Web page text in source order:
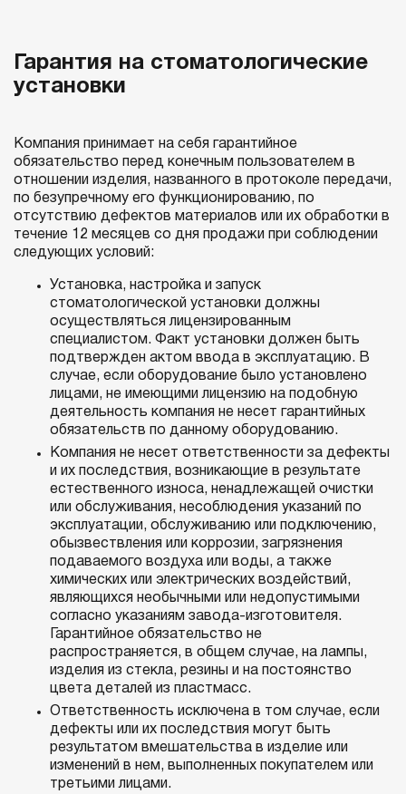
Гарантия на стоматологические
установки
Компания принимает на себя гарантийное
обязательство перед конечным пользователем в
отношении изделия, названного в протоколе передачи,
по безупречному его функционированию, по
отсутствию дефектов материалов или их обработки в
течение 12 месяцев со дня продажи при соблюдении
следующих условий:
Установка, настройка и запуск
стоматологической установки должны
осуществляться лицензированным
специалистом. Факт установки должен быть
подтвержден актом ввода в эксплуатацию. В
случае, если оборудование было установлено
лицами, не имеющими лицензию на подобную
деятельность компания не несет гарантийных
обязательств по данному оборудованию.
Компания не несет ответственности за дефекты
и их последствия, возникающие в результате
естественного износа, ненадлежащей очистки
или обслуживания, несоблюдения указаний по
эксплуатации, обслуживанию или подключению,
обызвествления или коррозии, загрязнения
подаваемого воздуха или воды, а также
химических или электрических воздействий,
являющихся необычными или недопустимыми
согласно указаниям завода-изготовителя.
Гарантийное обязательство не
распространяется, в общем случае, на лампы,
изделия из стекла, резины и на постоянство
цвета деталей из пластмасс.
Ответственность исключена в том случае, если
дефекты или их последствия могут быть
результатом вмешательства в изделие или
изменений в нем, выполненных покупателем или
третьими лицами.